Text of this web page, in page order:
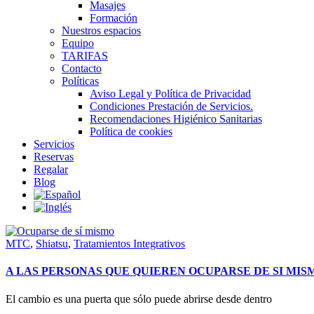
Masajes
Formación
Nuestros espacios
Equipo
TARIFAS
Contacto
Políticas
Aviso Legal y Política de Privacidad
Condiciones Prestación de Servicios.
Recomendaciones Higiénico Sanitarias
Política de cookies
Servicios
Reservas
Regalar
Blog
MTC, Shiatsu, Tratamientos Integrativos
A LAS PERSONAS QUE QUIEREN OCUPARSE DE SI
El cambio es una puerta que sólo puede abrirse desde dentro